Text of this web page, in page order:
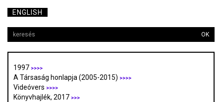
ENGLISH
OK
1997 >>>>
A Társaság honlapja (2005-2015) >>>>
Videóvers >>>>
Könyvhajlék, 2017 >>>